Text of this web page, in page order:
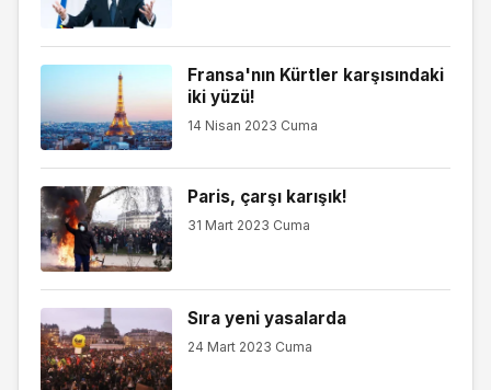
Fransa'nın Kürtler karşısındaki
iki yüzü!
14 Nisan 2023 Cuma
Paris, çarşı karışık!
31 Mart 2023 Cuma
Sıra yeni yasalarda
24 Mart 2023 Cuma